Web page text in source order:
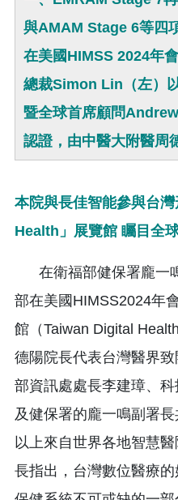
與AMAM Stage 6等四
在美國HIMSS 2024年
總裁Simon Lin（左）
暨全球首席顧問
認證，由中醫大附醫周
本院與長佳智能參與台
Health」展覽館 矚目全
在衛福部健保署龐一
部在美國HIMSS2024年
館（Taiwan Digital
德陽院長代表台灣醫界
部資訊處處長李建璋、
及健保署的龐一鳴副署
以上來自世界各地智慧
長指出，台灣數位醫療